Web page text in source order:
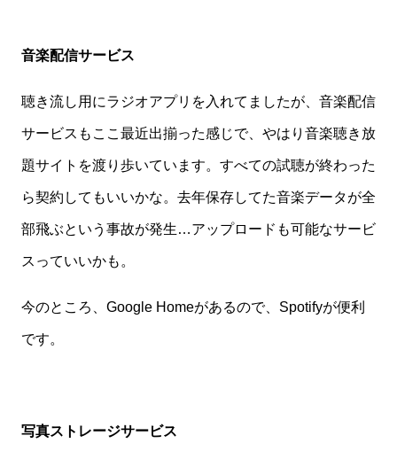
音楽配信サービス
聴き流し用にラジオアプリを入れてましたが、音楽配信
サービスもここ最近出揃った感じで、やはり音楽聴き放
題サイトを渡り歩いています。すべての試聴が終わった
ら契約してもいいかな。去年保存してた音楽データが全
部飛ぶという事故が発生…アップロードも可能なサービ
スっていいかも。
今のところ、Google Homeがあるので、Spotifyが便利
です。
写真ストレージサービス